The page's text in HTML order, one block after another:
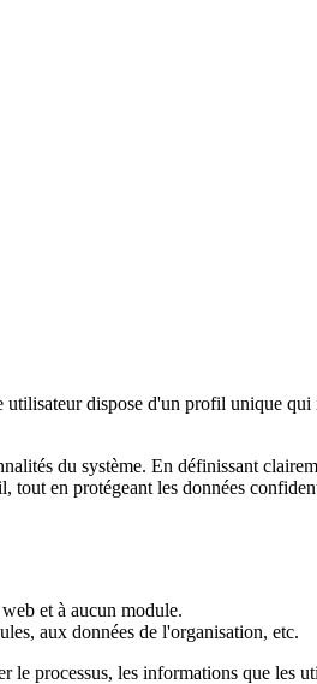
dispose d'un profil unique
du système. En définissant
en protégeant les données
et à aucun module.
aux données de l'organisation, etc.
processus, les informations que les